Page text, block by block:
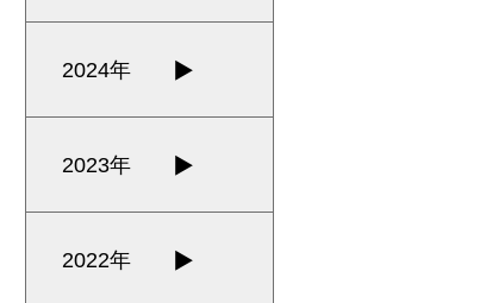
2024年
2023年
2022年